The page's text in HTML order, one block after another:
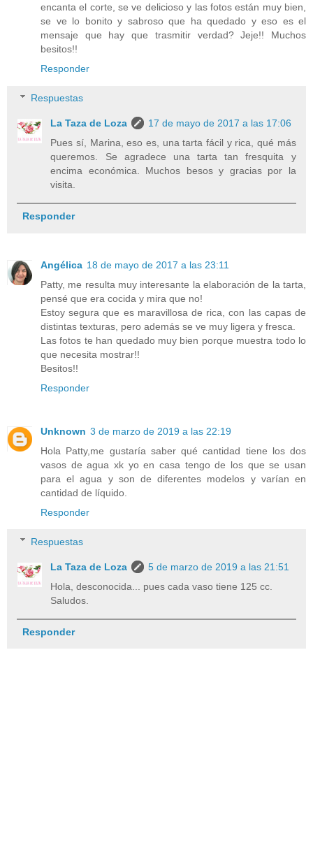
encanta el corte, se ve delicioso y las fotos están muy bien,
se ve lo bonito y sabroso que ha quedado y eso es el
mensaje que hay que trasmitir verdad? Jeje!! Muchos
besitos!!
Responder
Respuestas
La Taza de Loza
17 de mayo de 2017 a las 17:06
Pues sí, Marina, eso es, una tarta fácil y rica, qué más
queremos. Se agradece una tarta tan fresquita y
encima económica. Muchos besos y gracias por la
visita.
Responder
Angélica 18 de mayo de 2017 a las 23:11
Patty, me resulta muy interesante la elaboración de la tarta,
pensé que era cocida y mira que no!
Estoy segura que es maravillosa de rica, con las capas de
distintas texturas, pero además se ve muy ligera y fresca.
Las fotos te han quedado muy bien porque muestra todo lo
que necesita mostrar!!
Besitos!!
Responder
Unknown 3 de marzo de 2019 a las 22:19
Hola Patty,me gustaría saber qué cantidad tiene los dos
vasos de agua xk yo en casa tengo de los que se usan
para el agua y son de diferentes modelos y varían en
cantidad de líquido.
Responder
Respuestas
La Taza de Loza
5 de marzo de 2019 a las 21:51
Hola, desconocida... pues cada vaso tiene 125 cc.
Saludos.
Responder